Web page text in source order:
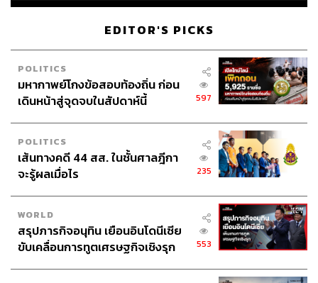
EDITOR'S PICKS
POLITICS
มหากาพย์โกงข้อสอบท้องถิ่น ก่อน
เดินหน้าสู่จุดจบในสัปดาห์นี้
597
POLITICS
เส้นทางคดี 44 สส. ในชั้นศาลฎีกา
จะรู้ผลเมื่อไร
235
WORLD
สรุปภารกิจอนุทิน เยือนอินโดนีเซีย
ขับเคลื่อนการทูตเศรษฐกิจเชิงรุก
553